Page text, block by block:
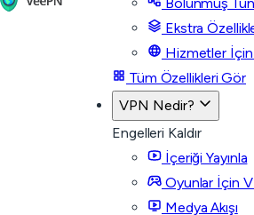
Ekstra
Hizmetler
Tüm Özellikleri Gör
VPN Nedir?
Engelleri Kaldır
İçeriği Yayınla
Oyunlar İçin
Medya Akışı